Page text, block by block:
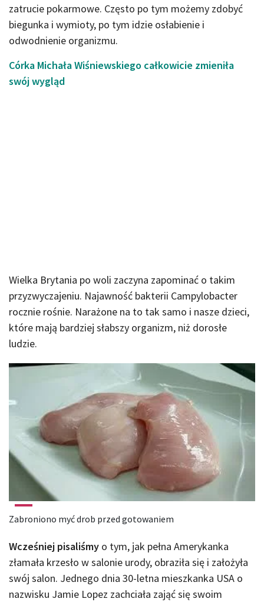
zatrucie pokarmowe. Często po tym możemy zdobyć
biegunka i wymioty, po tym idzie osłabienie i
odwodnienie organizmu.
Córka Michała Wiśniewskiego całkowicie zmieniła
swój wygląd
Wielka Brytania po woli zaczyna zapominać o takim
przyzwyczajeniu. Najawność bakterii Campylobacter
rocznie rośnie. Narażone na to tak samo i nasze dzieci,
które mają bardziej słabszy organizm, niż dorosłe
ludzie.
Zabroniono myć drob przed gotowaniem
Wcześniej pisaliśmy o tym, jak pełna Amerykanka
złamała krzesło w salonie urody, obraziła się i założyła
swój salon. Jednego dnia 30-letna mieszkanka USA o
nazwisku Jamie Lopez zachciała zająć się swoim